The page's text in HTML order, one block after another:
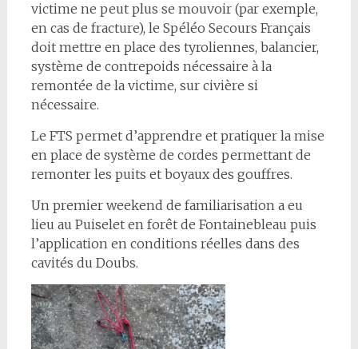
victime ne peut plus se mouvoir (par exemple,
en cas de fracture), le Spéléo Secours Français
doit mettre en place des tyroliennes, balancier,
système de contrepoids nécessaire à la
remontée de la victime, sur civière si
nécessaire.
Le FTS permet d’apprendre et pratiquer la mise
en place de système de cordes permettant de
remonter les puits et boyaux des gouffres.
Un premier weekend de familiarisation a eu
lieu au Puiselet en forêt de Fontainebleau puis
l’application en conditions réelles dans des
cavités du Doubs.